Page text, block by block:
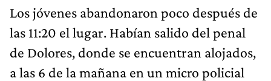
Los jóvenes abandonaron poco después de
las 11:20 el lugar. Habían salido del penal
de Dolores, donde se encuentran alojados,
a las 6 de la mañana en un micro policial